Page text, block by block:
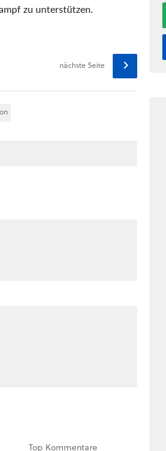
zu unterstützen.
nächste Seite
Top Kommentare